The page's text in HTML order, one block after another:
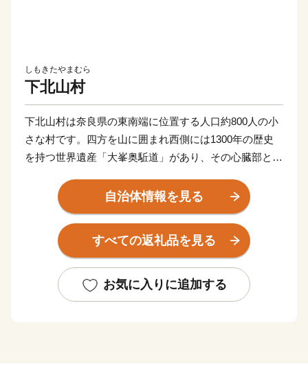
しもきたやまむら
下北山村
下北山村は奈良県の東南端に位置する人口約800人の小
さな村です。四方を山に囲まれ西側には1300年の歴史
を持つ世界遺産「大峯奥駈道」があり、その心臓部とも
村の約半分は「吉野熊野国立公園」に指定されており、
豊かな大自然が魅力の村です。
自治体情報を見る
すべての返礼品を見る
お気に入りに追加する